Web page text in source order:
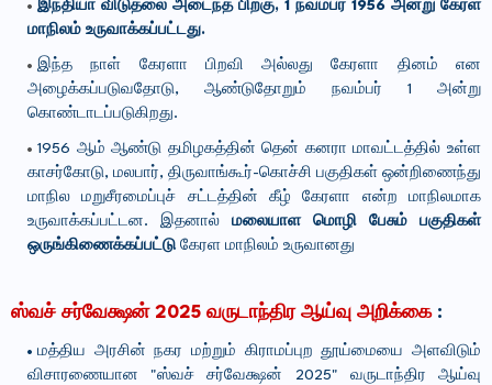
இந்தியா விடுதலை அடைந்த பிறகு, 1 நவம்பர் 1956 அன்று கேரள
மாநிலம் உருவாக்கப்பட்டது.
இந்த நாள் கேரளா பிறவி அல்லது கேரளா தினம் என
அழைக்கப்படுவதோடு, ஆண்டுதோறும் நவம்பர் 1 அன்று
கொண்டாடப்படுகிறது.
1956 ஆம் ஆண்டு தமிழகத்தின் தென் கனரா மாவட்டத்தில் உள்ள
காசர்கோடு, மலபார், திருவாங்கூர்-கொச்சி பகுதிகள் ஒன்றிணைந்து
மாநில மறுசீரமைப்புச் சட்டத்தின் கீழ் கேரளா என்ற மாநிலமாக
உருவாக்கப்பட்டன. இதனால் மலையாள மொழி பேசும் பகுதிகள்
ஒருங்கிணைக்கப்பட்டு கேரள மாநிலம் உருவானது
ஸ்வச் சர்வேக்ஷன் 2025 வருடாந்திர ஆய்வு அறிக்கை:
மத்திய அரசின் நகர மற்றும் கிராமப்புற தூய்மையை அளவிடும்
விசாரணையான "ஸ்வச் சர்வேக்ஷன் 2025" வருடாந்திர ஆய்வு